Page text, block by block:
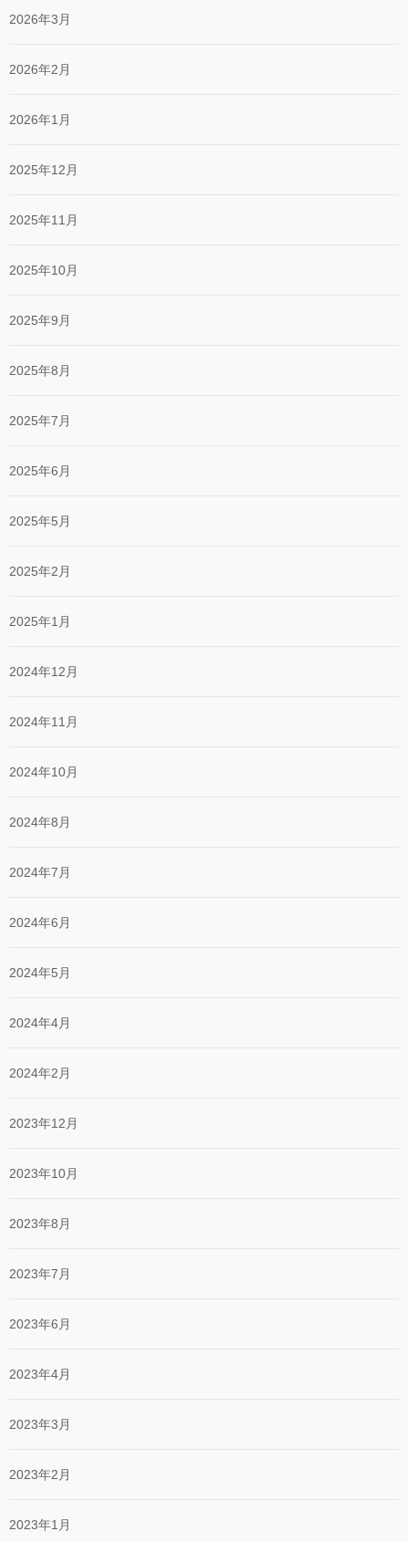
2026年3月
2026年2月
2026年1月
2025年12月
2025年11月
2025年10月
2025年9月
2025年8月
2025年7月
2025年6月
2025年5月
2025年2月
2025年1月
2024年12月
2024年11月
2024年10月
2024年8月
2024年7月
2024年6月
2024年5月
2024年4月
2024年2月
2023年12月
2023年10月
2023年8月
2023年7月
2023年6月
2023年4月
2023年3月
2023年2月
2023年1月